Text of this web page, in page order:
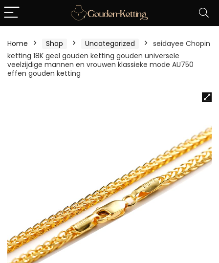
Home Shop Uncategorized
seidayee Chopin
ketting 18K geel gouden ketting gouden universele
veelzijdige mannen en vrouwen klassieke mode AU750
effen gouden ketting